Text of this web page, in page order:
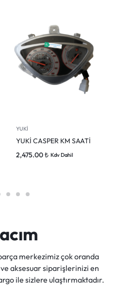
YUKİ
YUKİ CASPER KM SAATİ
2,475.00₺ Kdv Dahil
merkezimiz çok oranda
aksesuar siparişlerinizi en
ile sizlere ulaştırmaktadır.